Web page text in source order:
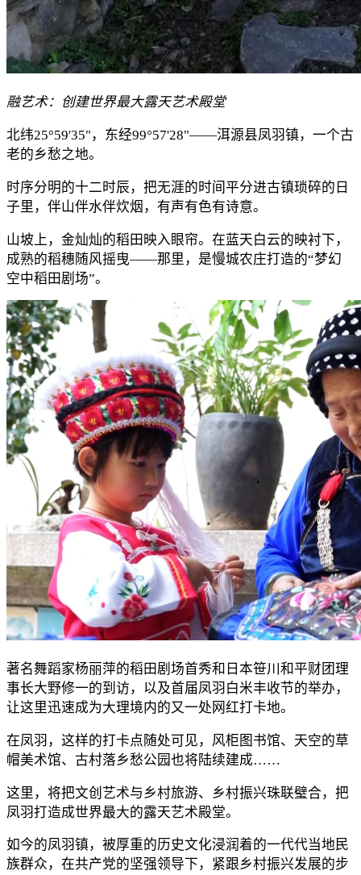
融艺术： 创建世界最大露天艺术殿堂
北纬25°59'35"，东经99°57'28"——洱源县凤羽镇，一个古
老的乡愁之地。
时序分明的十二时辰，把无涯的时间平分进古镇琐碎的日
子里，伴山伴水伴炊烟，有声有色有诗意。
山坡上，金灿灿的稻田映入眼帘。在蓝天白云的映衬下，
成熟的稻穗随风摇曳——那里，是慢城农庄打造的“梦幻
空中稻田剧场”。
著名舞蹈家杨丽萍的稻田剧场首秀和日本笹川和平财团理
事长大野修一的到访，以及首届凤羽白米丰收节的举办，
让这里迅速成为大理境内的又一处网红打卡地。
在凤羽，这样的打卡点随处可见，风柜图书馆、天空的草
帽美术馆、古村落乡愁公园也将陆续建成……
这里，将把文创艺术与乡村旅游、乡村振兴珠联璧合，把
凤羽打造成世界最大的露天艺术殿堂。
如今的凤羽镇，被厚重的历史文化浸润着的一代代当地民
族群众，在共产党的坚强领导下，紧跟乡村振兴发展的步